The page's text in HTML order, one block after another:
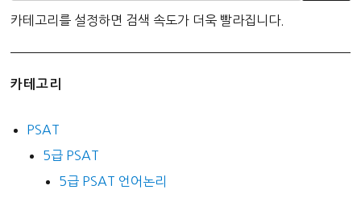
카테고리를 설정하면 검색 속도가 더욱 빨라집니다.
카테고리
PSAT
5급 PSAT
5급 PSAT 언어논리